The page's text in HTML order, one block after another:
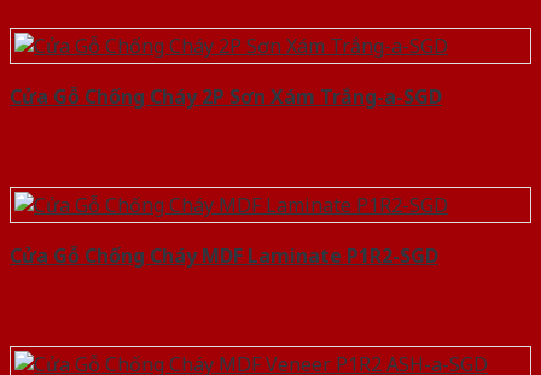
Cửa Gỗ Chống Cháy 2P Sơn Xám Trắng-a-SGD
Cửa Gỗ Chống Cháy MDF Laminate P1R2-SGD